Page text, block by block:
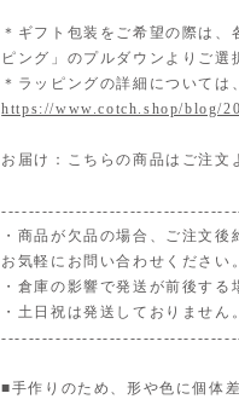
＊ギフト包装をご希望の際は
ピング」のプルダウンよりご選
＊ラッピングの詳細については
https://www.cotch.shop/blog/
お届け：こちらの商品はご注文
・商品が欠品の場合、ご注文後
お気軽にお問い合わせください。
・倉庫の影響で発送が前後する
・土日祝は発送しておりません。
■手作りのため、形や色に個体